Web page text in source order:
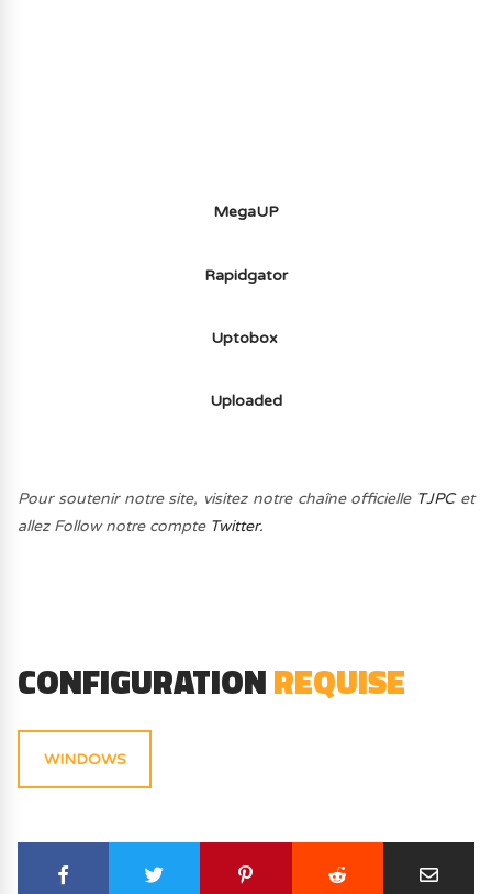
MegaUP
Rapidgator
Uptobox
Uploaded
Pour soutenir notre site, visitez notre chaîne officielle TJPCet
allez Follow notre compte Twitter.
CONFIGURATIONREQUISE
WINDOWS